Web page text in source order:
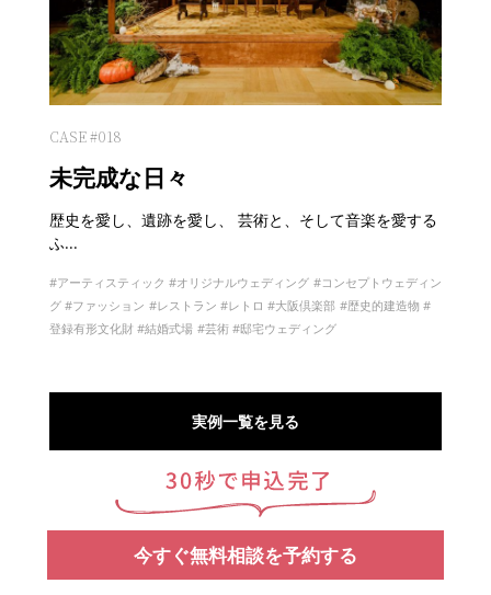
CASE #018
未完成な日々
歴史を愛し、遺跡を愛し、 芸術と、そして音楽を愛する
ふ...
アーティスティック オリジナルウェディング
コンセプトウェディン
グ
ファッション レストラン レトロ 大阪倶楽部
歴史的建造物
登録有形文化財
結婚式場 芸術 邸宅ウェディング
実例一覧を見る
今すぐ無料相談を予約する